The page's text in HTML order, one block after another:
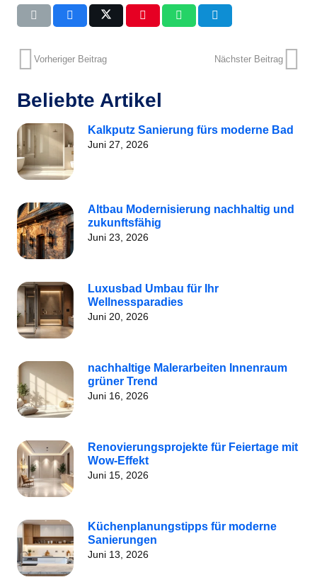
Vorheriger Beitrag Nächster Beitrag
Beliebte Artikel
Kalkputz Sanierung fürs moderne Bad
Juni 27, 2026
Altbau Modernisierung nachhaltig und
zukunftsfähig
Juni 23, 2026
Luxusbad Umbau für Ihr
Wellnessparadies
Juni 20, 2026
nachhaltige Malerarbeiten Innenraum
grüner Trend
Juni 16, 2026
Renovierungsprojekte für Feiertage mit
Wow-Effekt
Juni 15, 2026
Küchenplanungstipps für moderne
Sanierungen
Juni 13, 2026